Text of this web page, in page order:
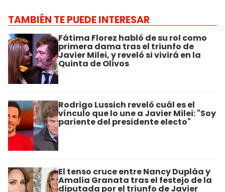
TAMBIÉN TE PUEDE INTERESAR
Fátima Florez habló de su rol como
primera dama tras el triunfo de
Javier Milei, y reveló si vivirá en la
Quinta de Olivos
Rodrigo Lussich reveló cuál es el
vínculo que lo une a Javier Milei: "Soy
pariente del presidente electo"
El tenso cruce entre Nancy Dupláa y
Amalia Granata tras el festejo de la
diputada por el triunfo de Javier